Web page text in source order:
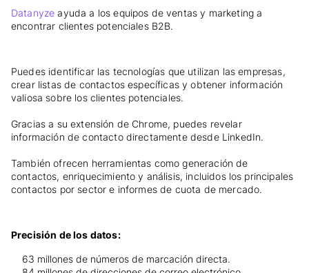
Datanyze ayuda a los equipos de ventas y marketing a
encontrar clientes potenciales B2B.
Puedes identificar las tecnologías que utilizan las empresas,
crear listas de contactos específicas y obtener información
valiosa sobre los clientes potenciales.
Gracias a su extensión de Chrome, puedes revelar
información de contacto directamente desde LinkedIn.
También ofrecen herramientas como generación de
contactos, enriquecimiento y análisis, incluidos los principales
contactos por sector e informes de cuota de mercado.
Precisión de los datos:
63 millones de números de marcación directa.